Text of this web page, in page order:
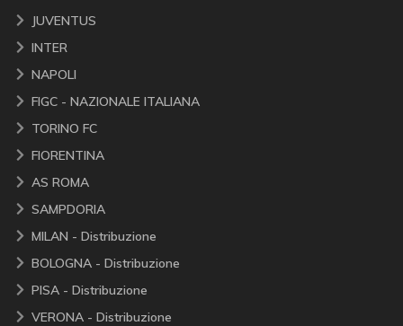
JUVENTUS
INTER
NAPOLI
FIGC - NAZIONALE ITALIANA
TORINO FC
FIORENTINA
AS ROMA
SAMPDORIA
MILAN - Distribuzione
BOLOGNA - Distribuzione
PISA - Distribuzione
VERONA - Distribuzione